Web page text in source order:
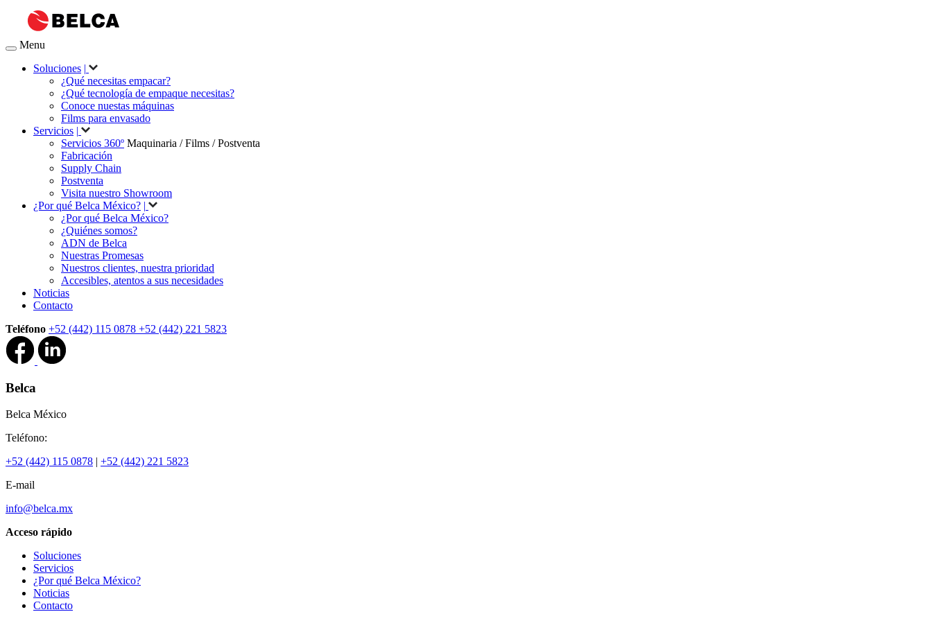
Menu
Soluciones |
¿Qué necesitas empacar?
¿Qué tecnología de empaque necesitas?
Conoce nuestas máquinas
Films para envasado
Servicios |
Servicios 360º Maquinaria / Films / Postventa
Fabricación
Supply Chain
Postventa
Visita nuestro Showroom
¿Por qué Belca México? |
¿Por qué Belca México?
¿Quiénes somos?
ADN de Belca
Nuestras Promesas
Nuestros clientes, nuestra prioridad
Accesibles, atentos a sus necesidades
Noticias
Contacto
Teléfono +52 (442) 115 0878 +52 (442) 221 5823
Belca
Belca México
Teléfono:
+52 (442) 115 0878 | +52 (442) 221 5823
E-mail
info@belca.mx
Acceso rápido
Soluciones
Servicios
¿Por qué Belca México?
Noticias
Contacto